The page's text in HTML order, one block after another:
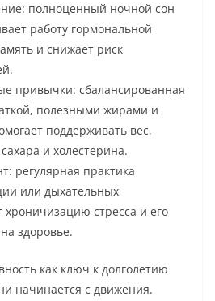
полноценный ночной сон
работу гормональной
и снижает риск
привычки: сбалансированная
полезными жирами и
поддерживать вес,
и холестерина.
регулярная практика
или дыхательных
стресса и его
здоровье.
как ключ к долголетию
начинается с движения.